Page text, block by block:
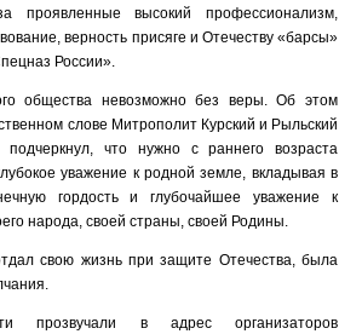
проявленные высокий профессионализм,
верность присяге и Отечеству «барсы»
России».
общества невозможно без веры. Об этом
слове Митрополит Курский и Рыльский
что нужно с раннего возраста
уважение к родной земле, вкладывая в
гордость и глубочайшее уважение к
народа, своей страны, своей Родины.
свою жизнь при защите Отечества, была
прозвучали в адрес организаторов